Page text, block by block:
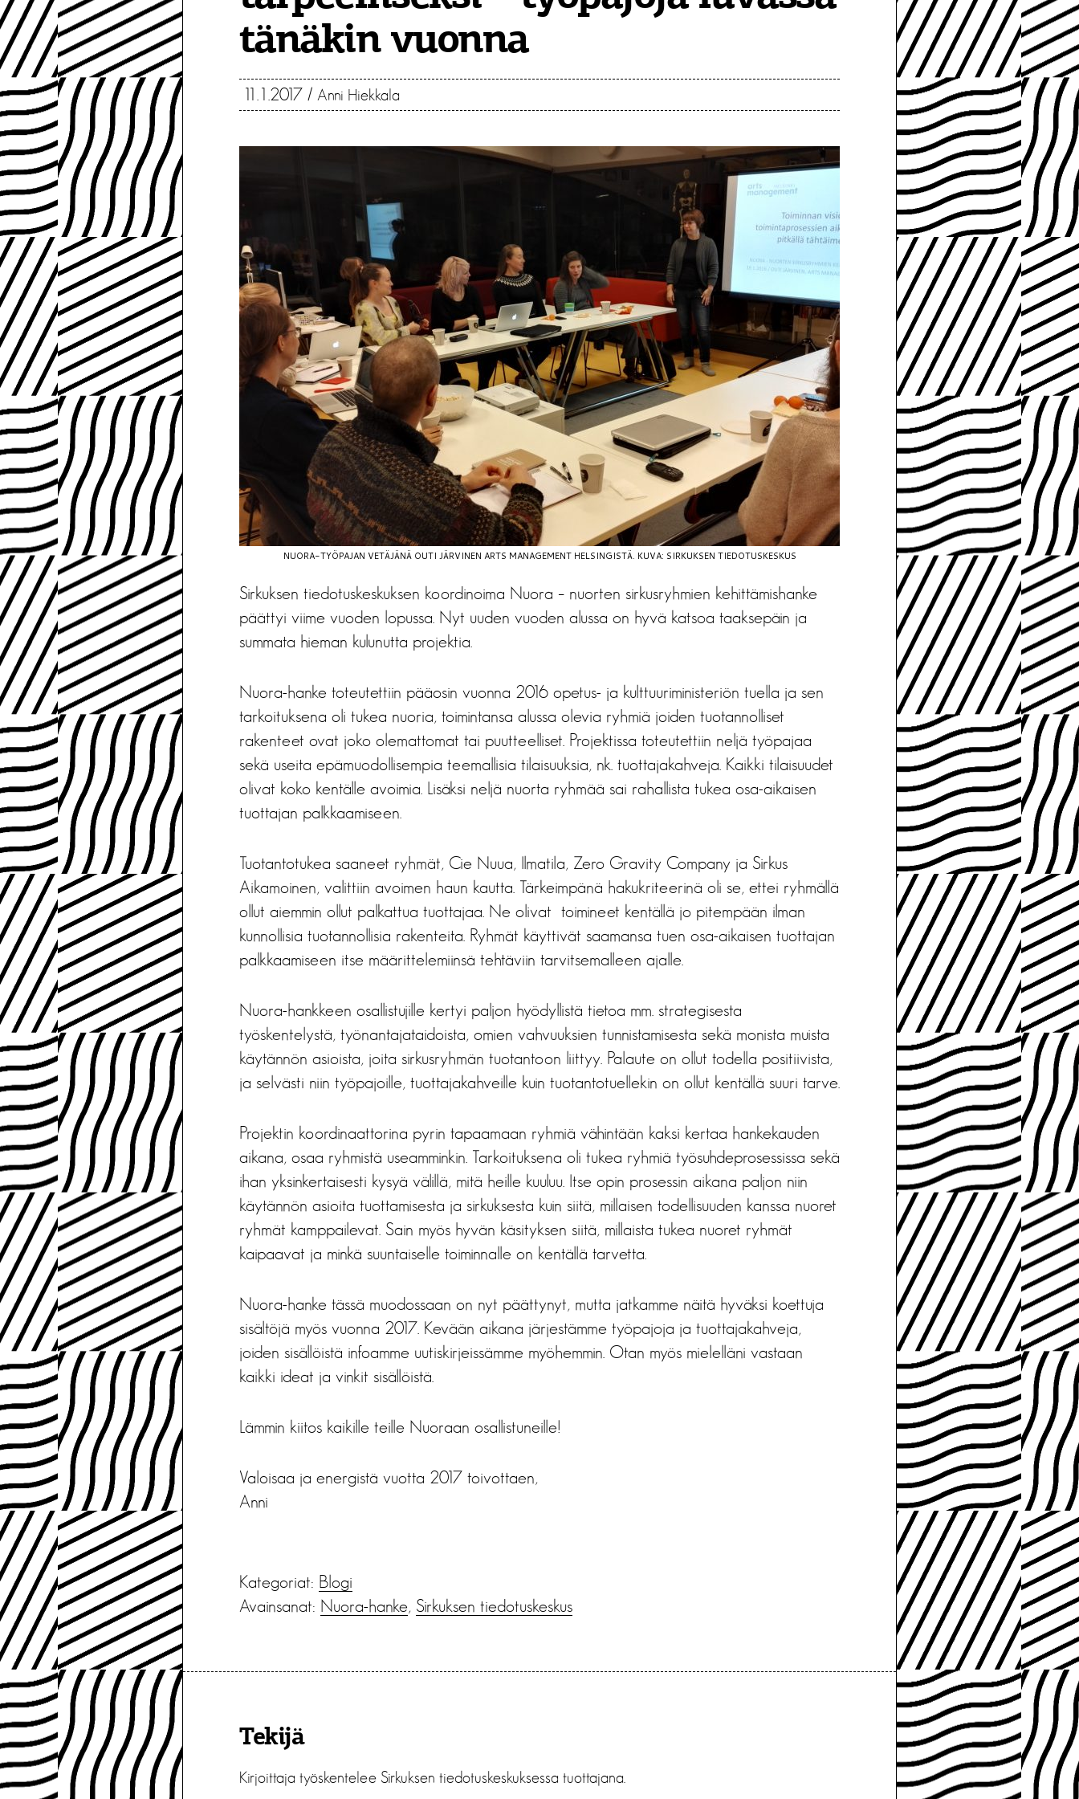
tänäkin vuonna
11.1.2017 / Anni Hiekkala
NUORA-TYÖPAJAN VETÄJÄNÄ OUTI JÄRVINEN ARTS MANAGEMENT HELSINGISTÄ. KUVA: SIRKUKSEN TIEDOTUSKESKUS
Sirkuksen tiedotuskeskuksen koordinoima Nuora – nuorten sirkusryhmien kehittämishanke
päättyi viime vuoden lopussa. Nyt uuden vuoden alussa on hyvä katsoa taaksepäin ja
summata hieman kulunutta projektia.
Nuora-hanke toteutettiin pääosin vuonna 2016 opetus- ja kulttuuriministeriön tuella ja sen
tarkoituksena oli tukea nuoria, toimintansa alussa olevia ryhmiä joiden tuotannolliset
rakenteet ovat joko olemattomat tai puutteelliset. Projektissa toteutettiin neljä työpajaa
sekä useita epämuodollisempia teemallisia tilaisuuksia, nk. tuottajakahveja. Kaikki tilaisuudet
olivat koko kentälle avoimia. Lisäksi neljä nuorta ryhmää sai rahallista tukea osa-aikaisen
tuottajan palkkaamiseen.
Tuotantotukea saaneet ryhmät, Cie Nuua, Ilmatila, Zero Gravity Company ja Sirkus
Aikamoinen, valittiin avoimen haun kautta. Tärkeimpänä hakukriteerinä oli se, ettei ryhmällä
ollut aiemmin ollut palkattua tuottajaa. Ne olivat toimineet kentällä jo pitempään ilman
kunnollisia tuotannollisia rakenteita. Ryhmät käyttivät saamansa tuen osa-aikaisen tuottajan
palkkaamiseen itse määrittelemiinsä tehtäviin tarvitsemalleen ajalle.
Nuora-hankkeen osallistujille kertyi paljon hyödyllistä tietoa mm. strategisesta
työskentelystä, työnantajataidoista, omien vahvuuksien tunnistamisesta sekä monista muista
käytännön asioista, joita sirkusryhmän tuotantoon liittyy. Palaute on ollut todella positiivista,
ja selvästi niin työpajoille, tuottajakahveille kuin tuotantotuellekin on ollut kentällä suuri tarve.
Projektin koordinaattorina pyrin tapaamaan ryhmiä vähintään kaksi kertaa hankekauden
aikana, osaa ryhmistä useamminkin. Tarkoituksena oli tukea ryhmiä työsuhdeprosessissa sekä
ihan yksinkertaisesti kysyä välillä, mitä heille kuuluu. Itse opin prosessin aikana paljon niin
käytännön asioita tuottamisesta ja sirkuksesta kuin siitä, millaisen todellisuuden kanssa nuoret
ryhmät kamppailevat. Sain myös hyvän käsityksen siitä, millaista tukea nuoret ryhmät
kaipaavat ja minkä suuntaiselle toiminnalle on kentällä tarvetta.
Nuora-hanke tässä muodossaan on nyt päättynyt, mutta jatkamme näitä hyväksi koettuja
sisältöjä myös vuonna 2017. Kevään aikana järjestämme työpajoja ja tuottajakahveja,
joiden sisällöistä infoamme uutiskirjeissämme myöhemmin. Otan myös mielelläni vastaan
kaikki ideat ja vinkit sisällöistä.
Lämmin kiitos kaikille teille Nuoraan osallistuneille!
Valoisaa ja energistä vuotta 2017 toivottaen,
Anni
Kategoriat: Blogi
Avainsanat: Nuora-hanke, Sirkuksen tiedotuskeskus
Tekijä
Kirjoittaja työskentelee Sirkuksen tiedotuskeskuksessa tuottajana.